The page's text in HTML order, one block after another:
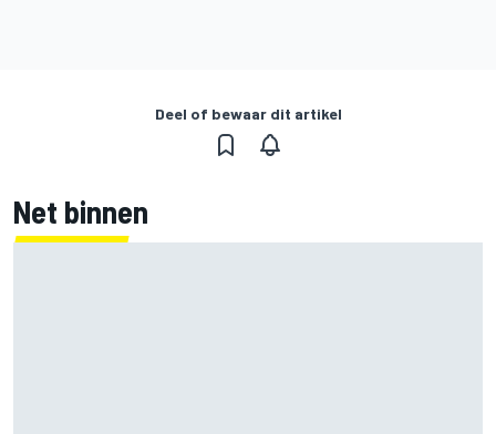
Deel of bewaar dit artikel
Net binnen